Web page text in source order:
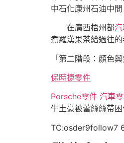
中石化康州石油中
在廣西梧州都
煮羅漢果茶給過往的
「第二階段：顏色
保時捷零件
Porsche零件 汽車
牛土豪被蕾絲絲帶困
TC:osder9follow7